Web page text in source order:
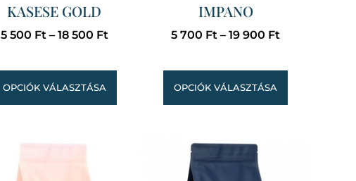
KASESE GOLD
5 500 Ft – 18 500 Ft
OPCIÓK VÁLASZTÁSA
IMPANO
5 700 Ft – 19 900 Ft
OPCIÓK VÁLASZTÁSA